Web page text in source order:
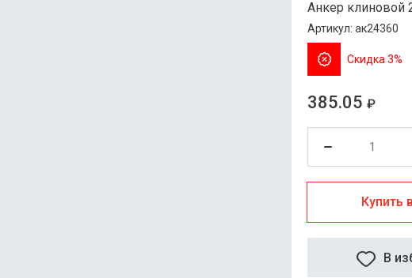
Анкер клиновой
Артикул: ак24360
Скидка 3%
385.05 ₽
Купить
В